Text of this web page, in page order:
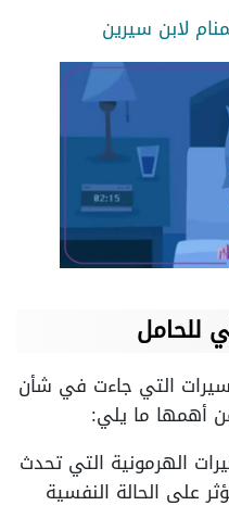
لابن سيرين
للحامل
التي جاءت في شأن
أهمها ما يلي:
الهرمونية التي تحدث
على الحالة النفسية